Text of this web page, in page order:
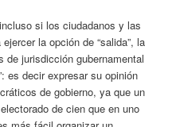
si los ciudadanos y las
la opción de “salida”, la
de jurisdicción gubernamental
es decir expresar su opinión
de gobierno, ya que un
de cien que en uno